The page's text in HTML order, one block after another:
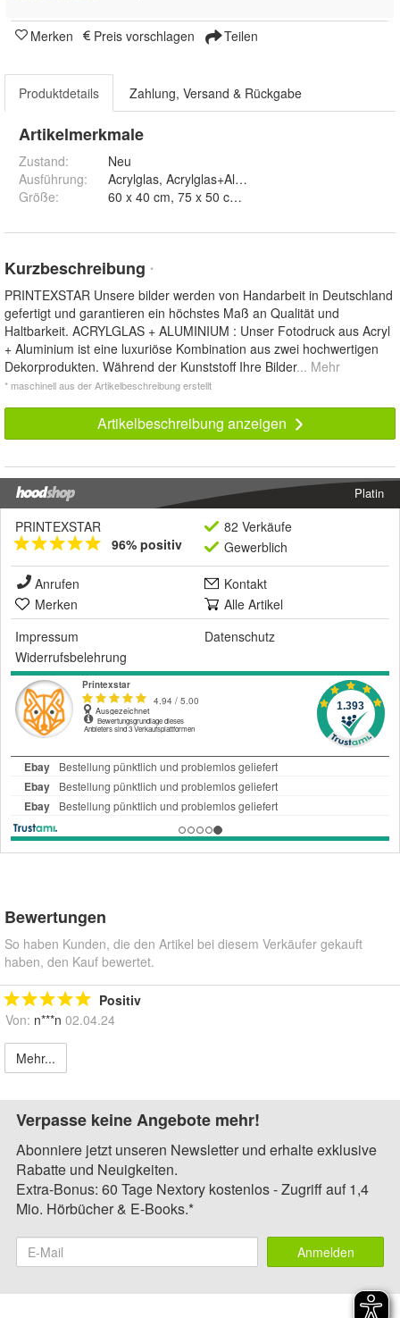
Merken Preis vorschlagen Teilen
Produktdetails Zahlung, Versand & Rückgabe
Artikelmerkmale
Zustand:
Neu
Ausführung:
Acrylglas, Acrylglas+Aluminium, Leinwand 2cm
Größe:
Kurzbeschreibung *
PRINTEXSTAR Unsere bilder werden von Handarbeit in Deutschland
gefertigt und garantieren ein höchstes Maß an Qualität und
Haltbarkeit. ACRYLGLAS + ALUMINIUM : Unser Fotodruck aus Acryl
+ Aluminium ist eine luxuriöse Kombination aus zwei hochwertigen
Dekorprodukten. Während der Kunststoff Ihre Bilder... Mehr
* maschinell aus der Artikelbeschreibung erstellt
Artikelbeschreibung anzeigen
Platin
PRINTEXSTAR
96% positiv
82 Verkäufe
Gewerblich
Anrufen
Kontakt
Merken
Alle Artikel
Impressum
Datenschutz
Widerrufsbelehrung
Bewertungen
So haben Kunden, die den Artikel bei diesem Verkäufer gekauft
haben, den Kauf bewertet.
Positiv
Von: n***n 02.04.24
Mehr...
Verpasse keine Angebote mehr!
Abonniere jetzt unseren Newsletter und erhalte exklusive
Rabatte und Neuigkeiten.
Extra-Bonus: 60 Tage Nextory kostenlos - Zugriff auf 1,4
Mio. Hörbücher & E-Books.*
Anmelden